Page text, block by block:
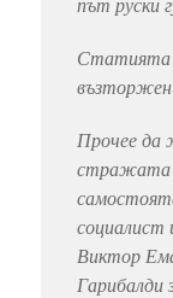
път руски
Статията
Прочее да
стражата
социалист
Виктор
Гарибалди